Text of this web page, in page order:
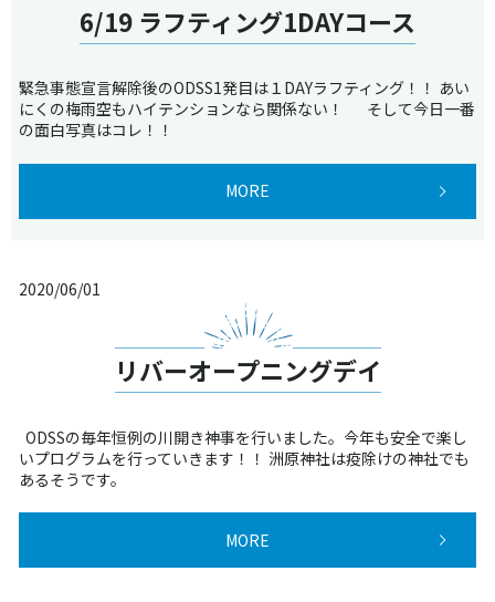
6/19 ラフティング1DAYコース
緊急事態宣言解除後のODSS1発目は１DAYラフティング！！ あい
にくの梅雨空もハイテンションなら関係ない！ そして今日一番
の面白写真はコレ！！
MORE
2020/06/01
リバーオープニングデイ
ODSSの毎年恒例の川開き神事を行いました。今年も安全で楽し
いプログラムを行っていきます！！ 洲原神社は疫除けの神社でも
あるそうです。
MORE